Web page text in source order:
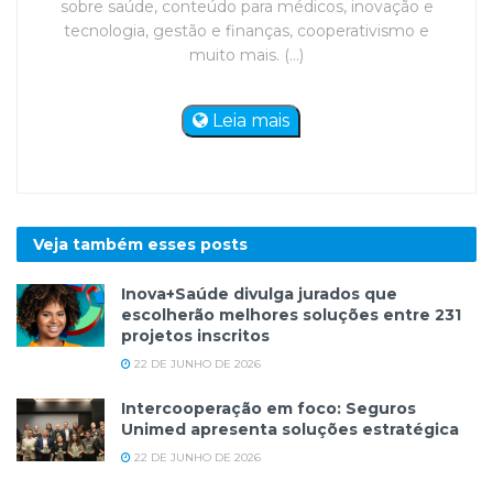
sobre saúde, conteúdo para médicos, inovação e
tecnologia, gestão e finanças, cooperativismo e
muito mais. (...)
Leia mais
Veja também esses posts
Inova+Saúde divulga jurados que
escolherão melhores soluções entre 231
projetos inscritos
22 DE JUNHO DE 2026
Intercooperação em foco: Seguros
Unimed apresenta soluções estratégica
22 DE JUNHO DE 2026